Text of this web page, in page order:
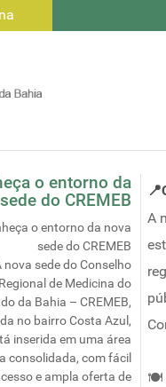
o entorno da
do CREMEB
o entorno da nova
sede do CREMEB
nova sede do Conselho
Regional de Medicina do
da Bahia – CREMEB,
no bairro Costa Azul,
inserida em uma área
consolidada, com fácil
e ampla oferta de
📍
A
🍽️